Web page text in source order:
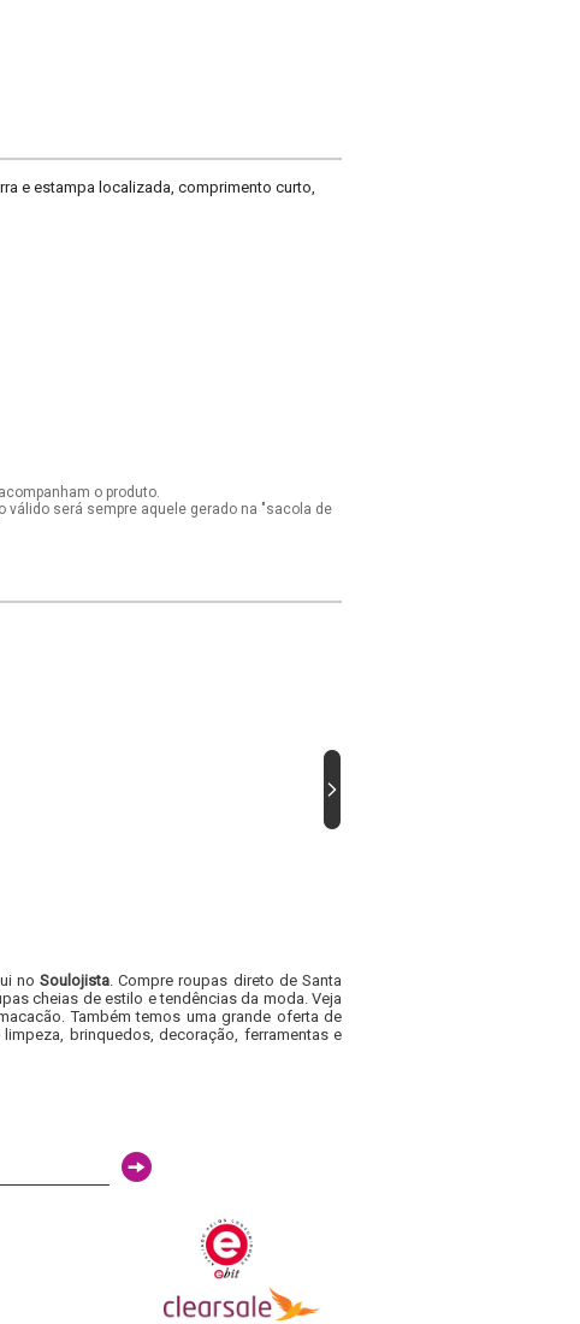
e estampa localizada, comprimento curto,
o produto.
válido será sempre aquele gerado na "sacola de
no Soulojista. Compre roupas direto de Santa
cheias de estilo e tendências da moda. Veja
Também temos uma grande oferta de
brinquedos, decoração, ferramentas e